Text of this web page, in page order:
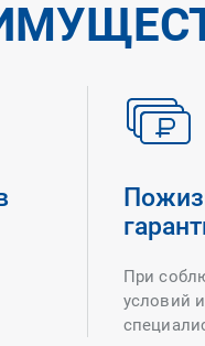
При
условий